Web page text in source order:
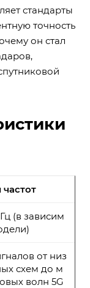
стандарты
точность
он стал
(в зависим
от низ
схем до м
волн 5G